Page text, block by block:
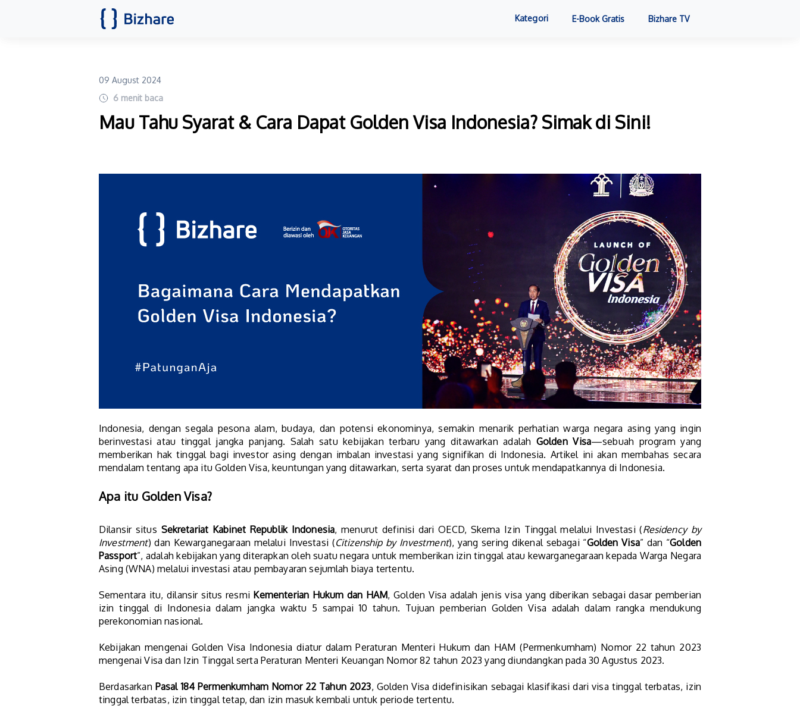
Kategori E-Book Gratis Bizhare TV
09 August 2024
6 menit baca
Mau Tahu Syarat & Cara Dapat Golden Visa Indonesia? Simak di Sini!
Indonesia, dengan segala pesona alam, budaya, dan potensi ekonominya, semakin menarik perhatian warga negara asing yang ingin
berinvestasi atau tinggal jangka panjang. Salah satu kebijakan terbaru yang ditawarkan adalah Golden Visa—sebuah program yang
memberikan hak tinggal bagi investor asing dengan imbalan investasi yang signifikan di Indonesia. Artikel ini akan membahas secara
mendalam tentang apa itu Golden Visa, keuntungan yang ditawarkan, serta syarat dan proses untuk mendapatkannya di Indonesia.
Apa itu Golden Visa?
Dilansir situs Sekretariat Kabinet Republik Indonesia, menurut definisi dari OECD, Skema Izin Tinggal melalui Investasi (Residency by
Investment) dan Kewarganegaraan melalui Investasi (Citizenship by Investment), yang sering dikenal sebagai “Golden Visa” dan “Golden
Passport”, adalah kebijakan yang diterapkan oleh suatu negara untuk memberikan izin tinggal atau kewarganegaraan kepada Warga Negara
Asing (WNA) melalui investasi atau pembayaran sejumlah biaya tertentu.
Sementara itu, dilansir situs resmi Kementerian Hukum dan HAM, Golden Visa adalah jenis visa yang diberikan sebagai dasar pemberian
izin tinggal di Indonesia dalam jangka waktu 5 sampai 10 tahun. Tujuan pemberian Golden Visa adalah dalam rangka mendukung
perekonomian nasional.
Kebijakan mengenai Golden Visa Indonesia diatur dalam Peraturan Menteri Hukum dan HAM (Permenkumham) Nomor 22 tahun 2023
mengenai Visa dan Izin Tinggal serta Peraturan Menteri Keuangan Nomor 82 tahun 2023 yang diundangkan pada 30 Agustus 2023.
Berdasarkan Pasal 184 Permenkumham Nomor 22 Tahun 2023, Golden Visa didefinisikan sebagai klasifikasi dari visa tinggal terbatas, izin
tinggal terbatas, izin tinggal tetap, dan izin masuk kembali untuk periode tertentu.